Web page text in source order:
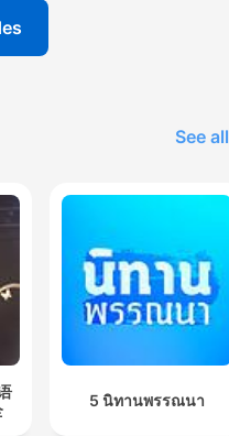
See all
5 นิทานพรรณนา